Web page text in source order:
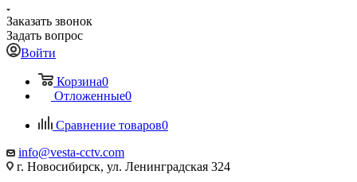
Заказать звонок
Задать вопрос
Войти
Корзина0
Отложенные0
Сравнение товаров0
info@vesta-cctv.com
г. Новосибирск, ул. Ленинградская 324